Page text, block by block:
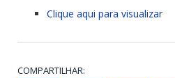
Clique aqui para visualizar
COMPARTILHAR: